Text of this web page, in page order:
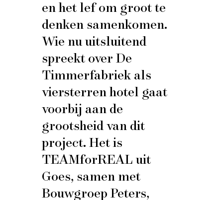
en het lef om groot te
denken samenkomen.
Wie nu uitsluitend
spreekt over De
Timmerfabriek als
viersterren hotel gaat
voorbij aan de
grootsheid van dit
project. Het is
TEAMforREAL uit
Goes, samen met
Bouwgroep Peters,